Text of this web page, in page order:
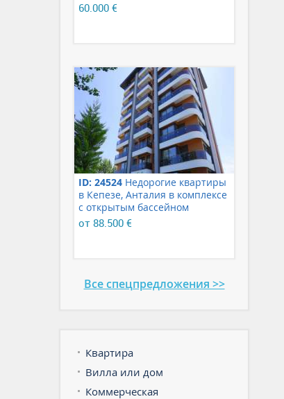
60.000 €
ID: 24524 Недорогие квартиры
в Кепезе, Анталия в комплексе
с открытым бассейном
от 88.500 €
Все спецпредложения >>
Квартира
Вилла или дом
Коммерческая